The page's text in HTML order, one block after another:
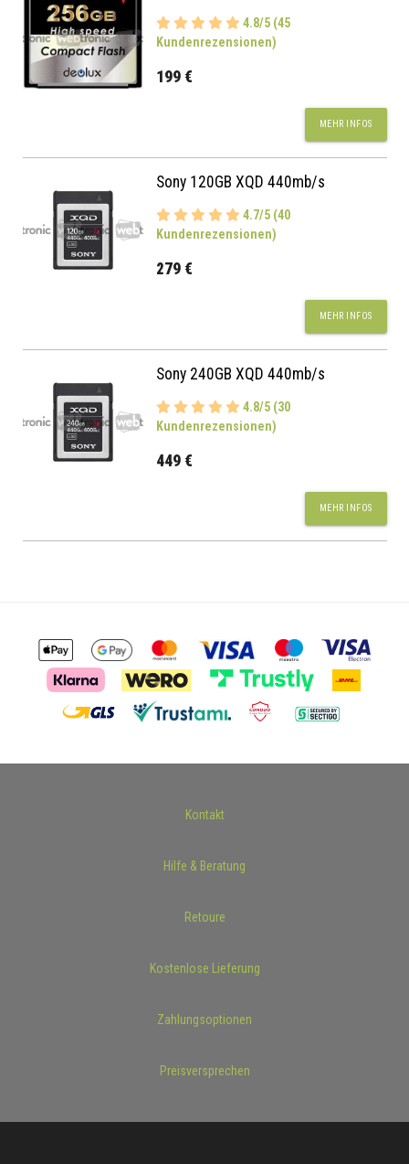
4.8/5 (45
Kundenrezensionen)
199 €
MEHR INFOS
Sony 120GB XQD 440mb/s
4.7/5 (40
Kundenrezensionen)
279 €
MEHR INFOS
Sony 240GB XQD 440mb/s
4.8/5 (30
Kundenrezensionen)
449 €
MEHR INFOS
Kontakt
Hilfe & Beratung
Retoure
Kostenlose Lieferung
Zahlungsoptionen
Preisversprechen